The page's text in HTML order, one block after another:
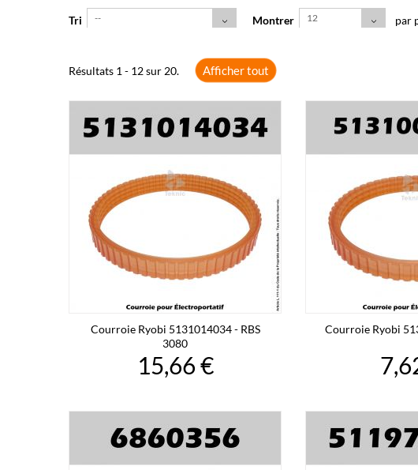
Tri -- Montrer 12 par
Résultats 1 - 12 sur 20. Afficher tout
Courroie Ryobi 5131014034 - RBS
3080
15,66 €
Courroie Ryobi